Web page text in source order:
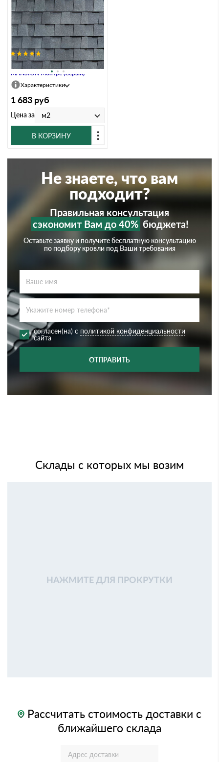
Гибкая черепица Katepal
MANSION Монтре (Серый)
Характеристики
1 683 руб
Цена за м2
В КОРЗИНУ
Не знаете, что вам
подходит?
Правильная консультация
сэкономит Вам до 40% бюджета!
Оставьте заявку и получите бесплатную консультацию
по подбору кровли под Ваши требования
согласен(на) с политикой конфиденциальности
сайта
ОТПРАВИТЬ
Склады с которых мы возим
НАЖМИТЕ ДЛЯ ПРОКРУТКИ
Рассчитать стоимость доставки с
ближайшего склада